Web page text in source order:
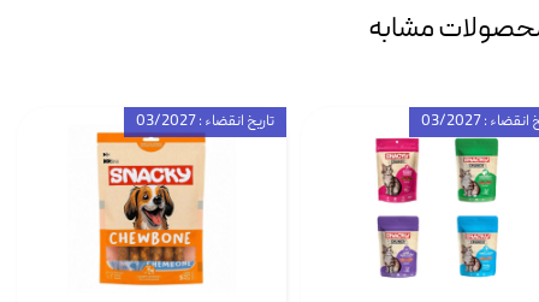
مشابه
تاریخ انقضاء : 03/2027 : 03/2027